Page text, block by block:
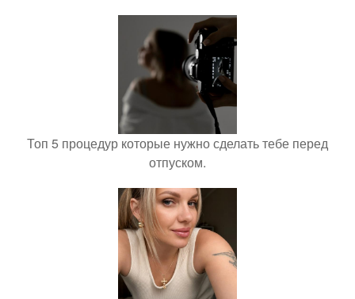
Топ 5 процедур которые нужно сделать тебе перед
отпуском.